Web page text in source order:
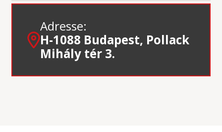
Adresse:
H-1088 Budapest, Pollack
Mihály tér 3.